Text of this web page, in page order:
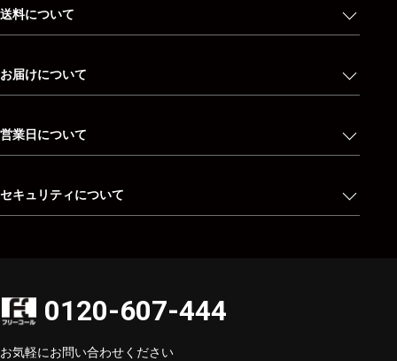
送料について
お届けについて
営業日について
セキュリティについて
0120-607-444
お気軽にお問い合わせください